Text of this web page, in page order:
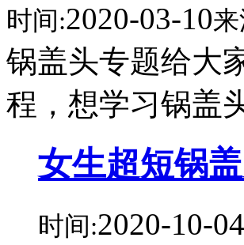
时间:2020-03-10
锅盖头专题给大
程，想学习锅盖
女生超短锅
时间:2020-10-